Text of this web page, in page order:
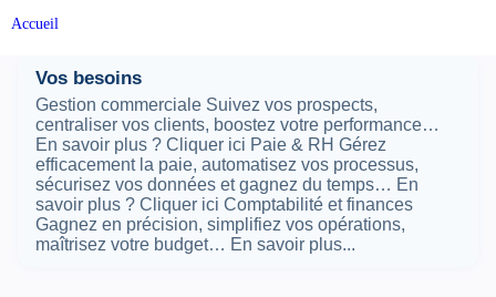
Accueil
Pages
Vos besoins
Gestion commerciale Suivez vos prospects,
centraliser vos clients, boostez votre performance…
En savoir plus ? Cliquer ici Paie & RH Gérez
efficacement la paie, automatisez vos processus,
sécurisez vos données et gagnez du temps… En
savoir plus ? Cliquer ici Comptabilité et finances
Gagnez en précision, simplifiez vos opérations,
maîtrisez votre budget… En savoir plus...